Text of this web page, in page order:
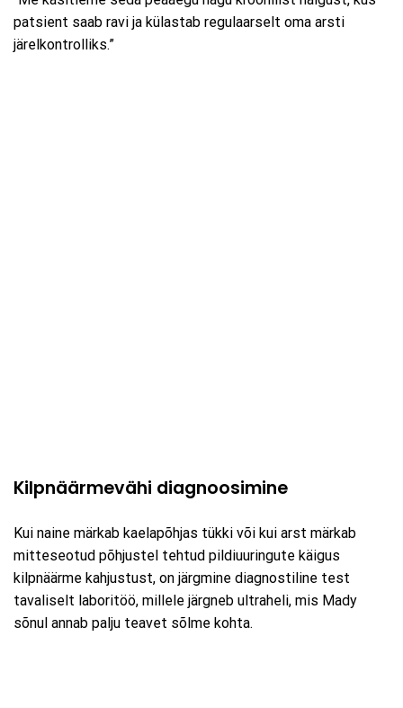
patsient saab ravi ja külastab regulaarselt oma arsti
järelkontrolliks.”
Kilpnäärmevähi diagnoosimine
Kui naine märkab kaelapõhjas tükki või kui arst märkab
mitteseotud põhjustel tehtud pildiuuringute käigus
kilpnäärme kahjustust, on järgmine diagnostiline test
tavaliselt laboritöö, millele järgneb ultraheli, mis Mady
sõnul annab palju teavet sõlme kohta.